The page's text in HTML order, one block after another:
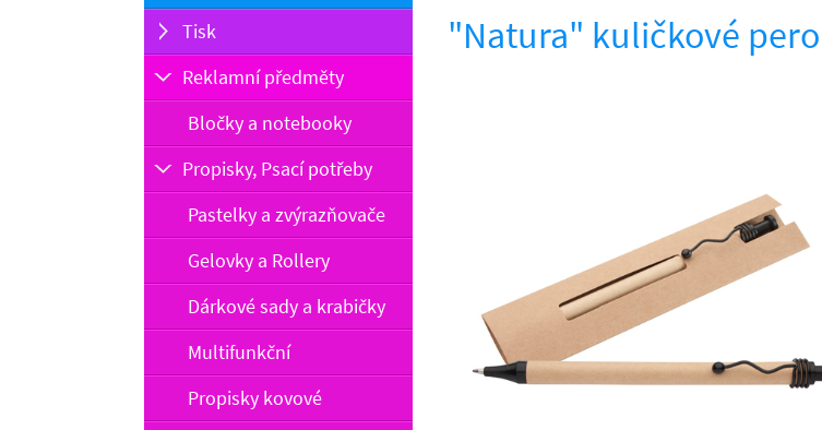
Tisk
Reklamní předměty
Bločky a notebooky
Propisky, Psací potřeby
Pastelky a zvýrazňovače
Gelovky a Rollery
Dárkové sady a krabičky
Multifunkční
Propisky kovové
"Natura" kuličkové pero